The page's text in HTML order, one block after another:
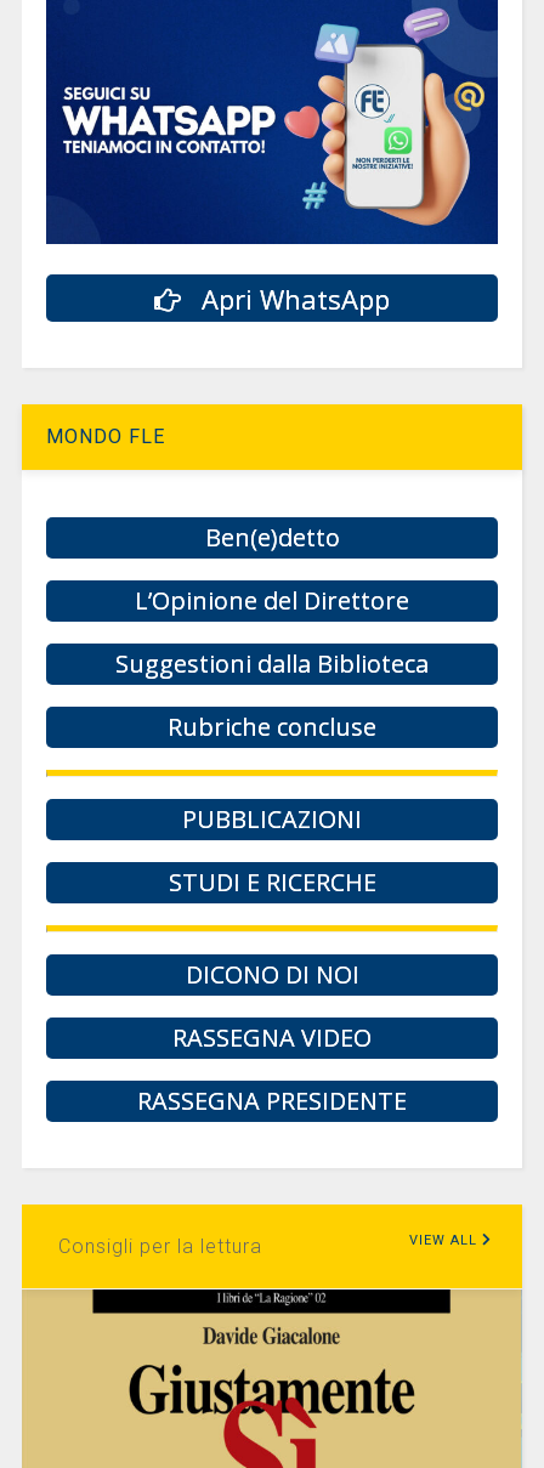
Apri WhatsApp
MONDO FLE
Ben(e)detto
L’Opinione del Direttore
Suggestioni dalla Biblioteca
Rubriche concluse
PUBBLICAZIONI
STUDI E RICERCHE
DICONO DI NOI
RASSEGNA VIDEO
RASSEGNA PRESIDENTE
Consigli per la lettura VIEW ALL